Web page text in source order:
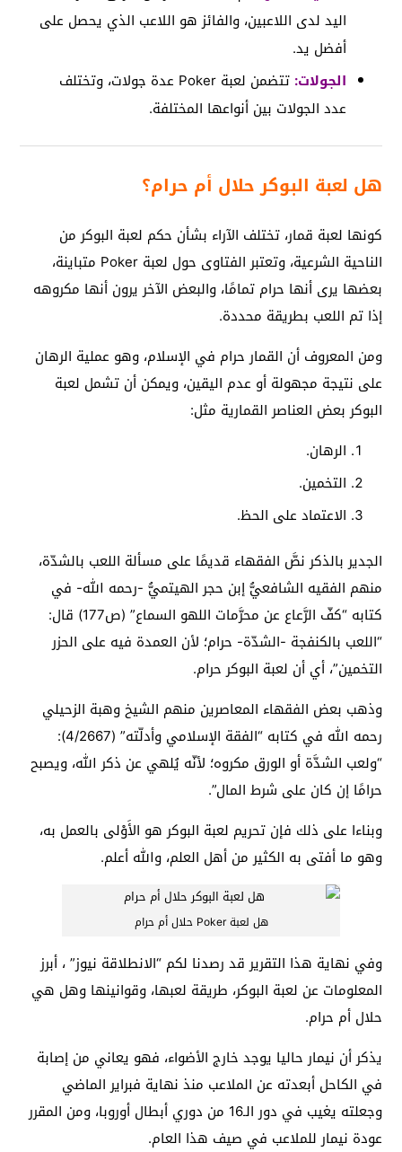
اليد لدى اللاعبين، والفائز هو اللاعب الذي يحصل على
أفضل يد.
الجولات:
تتضمن لعبة Poker عدة جولات، وتختلف
عدد الجولات بين أنواعها المختلفة.
هل لعبة البوكر حلال أم حرام؟
كونها لعبة قمار، تختلف الآراء بشأن حكم لعبة البوكر من
الناحية الشرعية، وتعتبر الفتاوى حول لعبة Poker متباينة،
بعضها يرى أنها حرام تمامًا، والبعض الآخر يرون أنها مكروهه
إذا تم اللعب بطريقة محددة.
ومن المعروف أن القمار حرام في الإسلام، وهو عملية الرهان
على نتيجة مجهولة أو عدم اليقين، ويمكن أن تشمل لعبة
البوكر بعض العناصر القمارية مثل:
الرهان.
التخمين.
الاعتماد على الحظ.
الجدير بالذكر نصَّ الفقهاء قديمًا على مسألة اللعب بالشدّة،
منهم الفقيه الشافعيُّ إبن حجر الهيتميُّ -رحمه الله- في
كتابه “كفّ الرَّعاع عن محرَّمات اللهو السماع” (ص177) قال:
“اللعب بالكنفجة -الشدّة- حرام؛ لأن العمدة فيه على الحزر
التخمين”، أي أن لعبة البوكر حرام.
وذهب بعض الفقهاء المعاصرين منهم الشيخ وهبة الزحيلي
رحمه الله في كتابه “الفقة الإسلامي وأدلّته” (4/2667):
“ولعب الشدَّة أو الورق مكروه؛ لأنّه يُلهي عن ذكر الله، ويصبح
حرامًا إن كان على شرط المال”.
وبناءا على ذلك فإن تحريم لعبة البوكر هو الأَوْلى بالعمل به،
وهو ما أفتى به الكثير من أهل العلم، والله أعلم.
هل لعبة Poker حلال أم حرام
وفي نهاية هذا التقرير قد رصدنا لكم “الانطلاقة نيوز” ، أبرز
المعلومات عن لعبة البوكر، طريقة لعبها، وقوانينها وهل هي
حلال أم حرام.
يذكر أن نيمار حاليا يوجد خارج الأضواء، فهو يعاني من إصابة
في الكاحل أبعدته عن الملاعب منذ نهاية فبراير الماضي
وجعلته يغيب في دور الـ16 من دوري أبطال أوروبا، ومن المقرر
عودة نيمار للملاعب في صيف هذا العام.